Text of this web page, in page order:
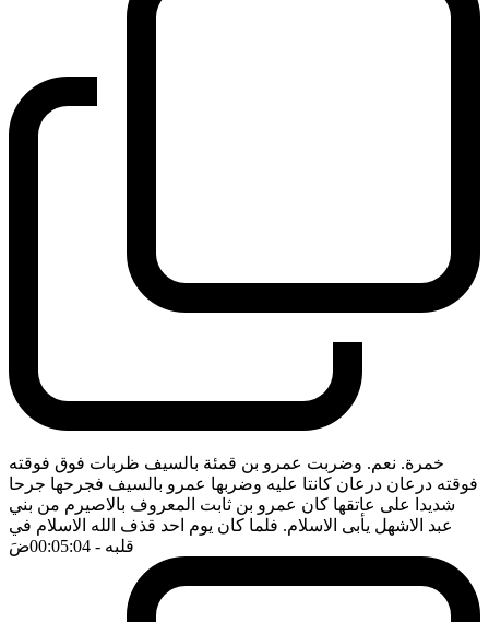
خمرة. نعم. وضربت عمرو بن قمئة بالسيف ظربات فوق فوقته
فوقته درعان درعان كانتا عليه وضربها عمرو بالسيف فجرحها جرحا
شديدا على عاتقها كان عمرو بن ثابت المعروف بالاصيرم من بني
عبد الاشهل يأبى الاسلام. فلما كان يوم احد قذف الله الاسلام في
قلبه - 00:05:04 ضَ